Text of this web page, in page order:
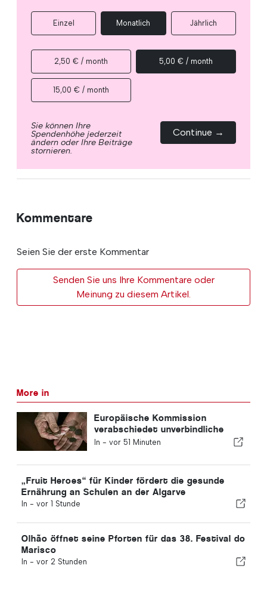
Einzel Monatlich Jährlich
2,50 € / month 5,00 € / month
15,00 € / month
Sie können Ihre
Spendenhöhe jederzeit
ändern oder Ihre Beiträge
stornieren.
Continue →
Kommentare
Seien Sie der erste Kommentar
Senden Sie uns Ihre Kommentare oder
Meinung zu diesem Artikel.
More in
Europäische Kommission
verabschiedet unverbindliche
Leitlinien für die zusätzliche
In - vor 51 Minuten
„Fruit Heroes“ für Kinder fördert die gesunde
Ernährung an Schulen an der Algarve
In - vor 1 Stunde
Olhão öffnet seine Pforten für das 38. Festival do
Marisco
In - vor 2 Stunden